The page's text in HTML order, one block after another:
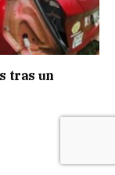
tras un